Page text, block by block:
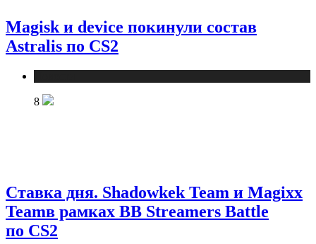
Magisk и device покинули состав
Astralis по CS2
8
Ставка дня. Shadowkek Team и Magixx
Teamв рамках BB Streamers Battle
по CS2